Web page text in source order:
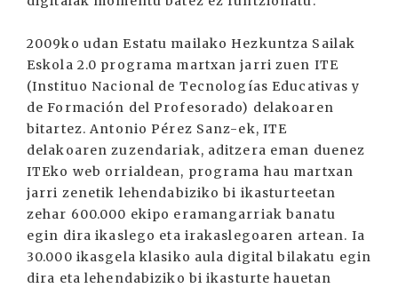
2009ko udan Estatu mailako Hezkuntza Sailak
Eskola 2.0 programa martxan jarri zuen ITE
(Instituo Nacional de Tecnologías Educativas y
de Formación del Profesorado) delakoaren
bitartez. Antonio Pérez Sanz-ek, ITE
delakoaren zuzendariak, aditzera eman duenez
ITEko web orrialdean, programa hau martxan
jarri zenetik lehendabiziko bi ikasturteetan
zehar 600.000 ekipo eramangarriak banatu
egin dira ikaslego eta irakaslegoaren artean. Ia
30.000 ikasgela klasiko aula digital bilakatu egin
dira eta lehendabiziko bi ikasturte hauetan